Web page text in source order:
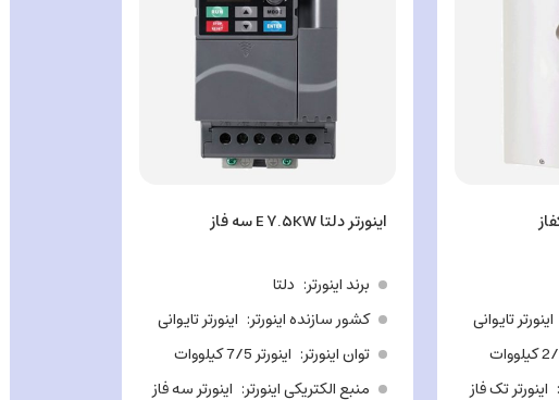
اینورتر تایوانی
اینورتر تک فاز
اینورتر دلتا E ۷.۵KW سه فاز
برند اینورتر دلتا
کشور سازنده اینورتر اینورتر تایوانی
توان اینورتر اینورتر 7/5 کیلووات
منبع الکتریکی اینورتر اینورتر سه فاز